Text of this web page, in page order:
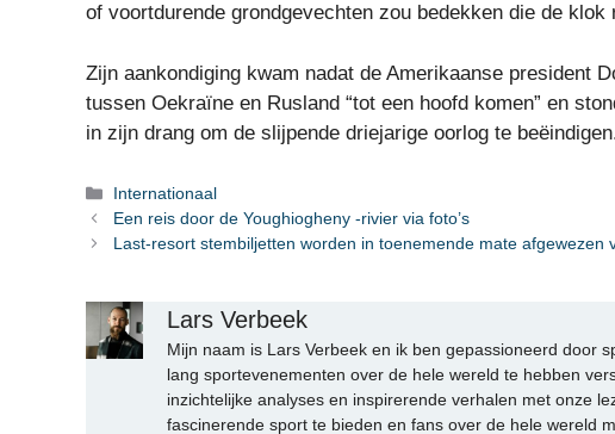
of voortdurende grondgevechten zou bedekken die de klok
Zijn aankondiging kwam nadat de Amerikaanse president
tussen Oekraïne en Rusland “tot een hoofd komen” en
in zijn drang om de slijpende driejarige oorlog te
Categorieën
Internationaal
Een reis door de Youghiogheny -rivier via foto’s
Last-resort stembiljetten worden in toenemende mate
Lars Verbeek
Mijn naam is Lars Verbeek en ik ben gepassioneerd door
lang sportevenementen over de hele wereld te hebben
inzichtelijke analyses en inspirerende verhalen met onze
fascinerende sport te bieden en fans over de hele wereld